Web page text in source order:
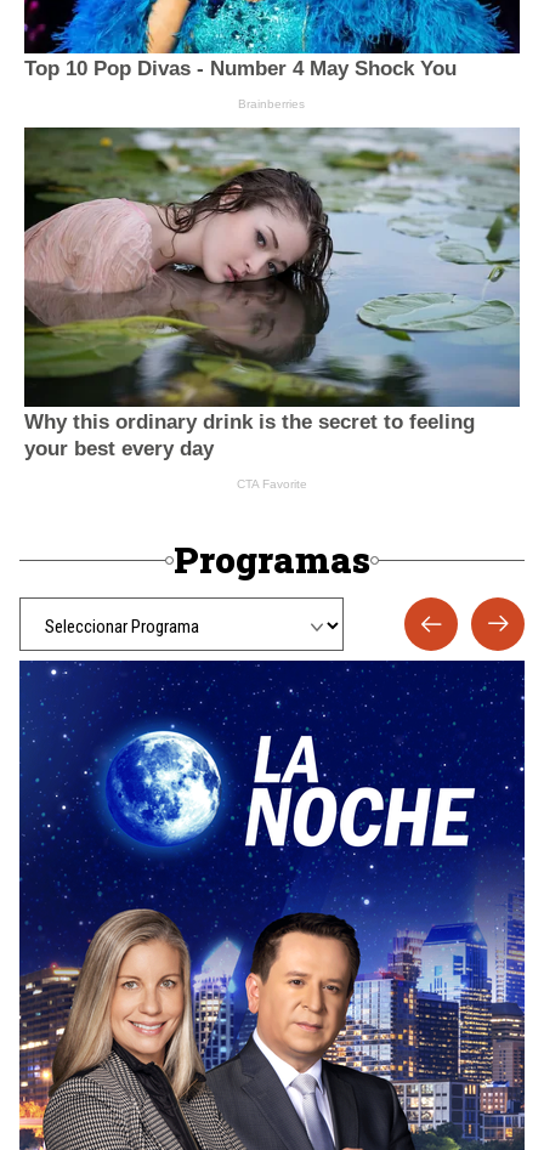
Programas